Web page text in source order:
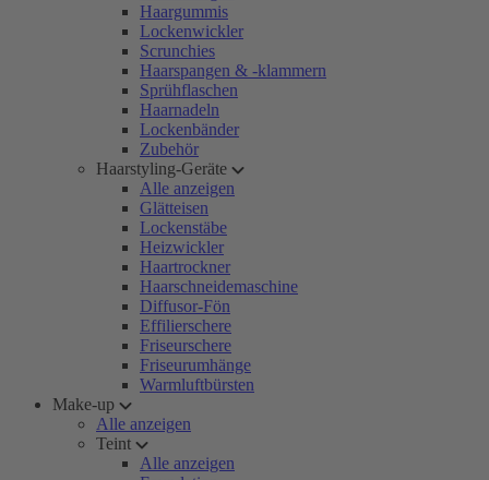
Haargummis
Lockenwickler
Scrunchies
Haarspangen & -klammern
Sprühflaschen
Haarnadeln
Lockenbänder
Zubehör
Haarstyling-Geräte
Alle anzeigen
Glätteisen
Lockenstäbe
Heizwickler
Haartrockner
Haarschneidemaschine
Diffusor-Fön
Effilierschere
Friseurschere
Friseurumhänge
Warmluftbürsten
Make-up
Alle anzeigen
Teint
Alle anzeigen